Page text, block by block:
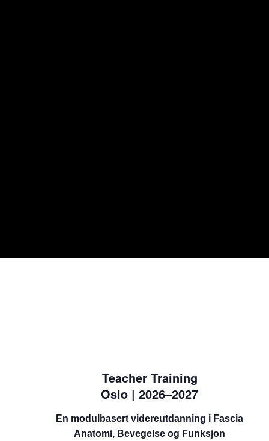
Teacher Training
Oslo | 2026–2027
En modulbasert videreutdanning i Fascia
Anatomi, Bevegelse og Funksjon